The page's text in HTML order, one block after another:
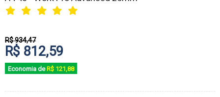
R$ 934,47
R$ 812,59
Economia de R$ 121,88